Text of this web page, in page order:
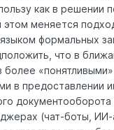
как в решении
меняется
формальных
что в
более
в предоставлении
документооборота
(чат-боты,